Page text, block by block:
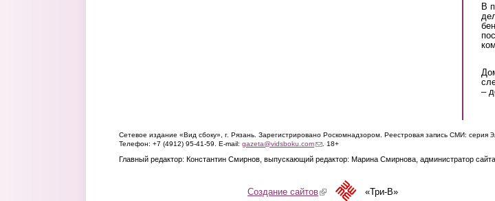
В
–
Сетевое издание «Вид сбоку», г. Рязань. Зарегистрировано Роскомнадзором. Реестровая запись СМИ: серия
Телефон: +7 (4912) 95-41-59. E-mail: gazeta@vidsboku.com(link sends e-mail)
. 18+
Главный редактор: Константин Смирнов, выпускающий редактор: Марина Смирнова, администратор
Создание сайтов(link is external)«Три-В»